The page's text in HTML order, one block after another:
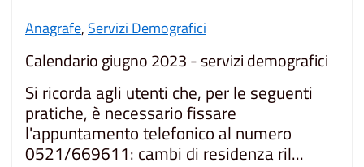
Anagrafe, Servizi Demografici
Calendario giugno 2023 - servizi demografici
Si ricorda agli utenti che, per le seguenti
pratiche, è necessario fissare
l'appuntamento telefonico al numero
0521/669611: cambi di residenza ril...